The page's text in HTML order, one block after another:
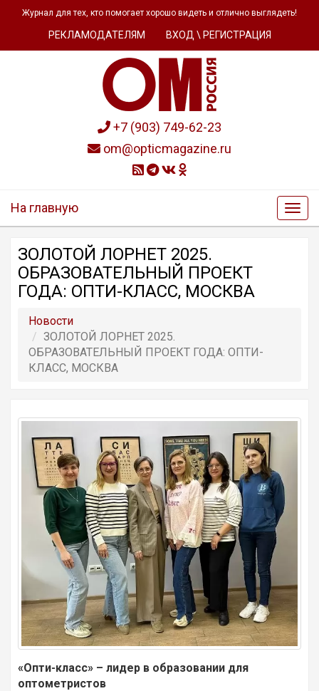
Журнал для тех, кто помогает хорошо видеть и отлично выглядеть!
РЕКЛАМОДАТЕЛЯМ ВХОД \ РЕГИСТРАЦИЯ
+7 (903) 749-62-23
om@opticmagazine.ru
На главную
ЗОЛОТОЙ ЛОРНЕТ 2025.
ОБРАЗОВАТЕЛЬНЫЙ ПРОЕКТ
ГОДА: ОПТИ-КЛАСС, МОСКВА
Новости
ЗОЛОТОЙ ЛОРНЕТ 2025.
ОБРАЗОВАТЕЛЬНЫЙ ПРОЕКТ ГОДА: ОПТИ-
КЛАСС, МОСКВА
«Опти-класс» – лидер в образовании для
оптометристов